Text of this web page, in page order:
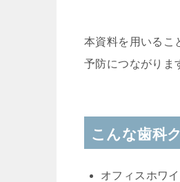
本資料を用いるこ
予防につながりま
こんな歯科
オフィスホワ